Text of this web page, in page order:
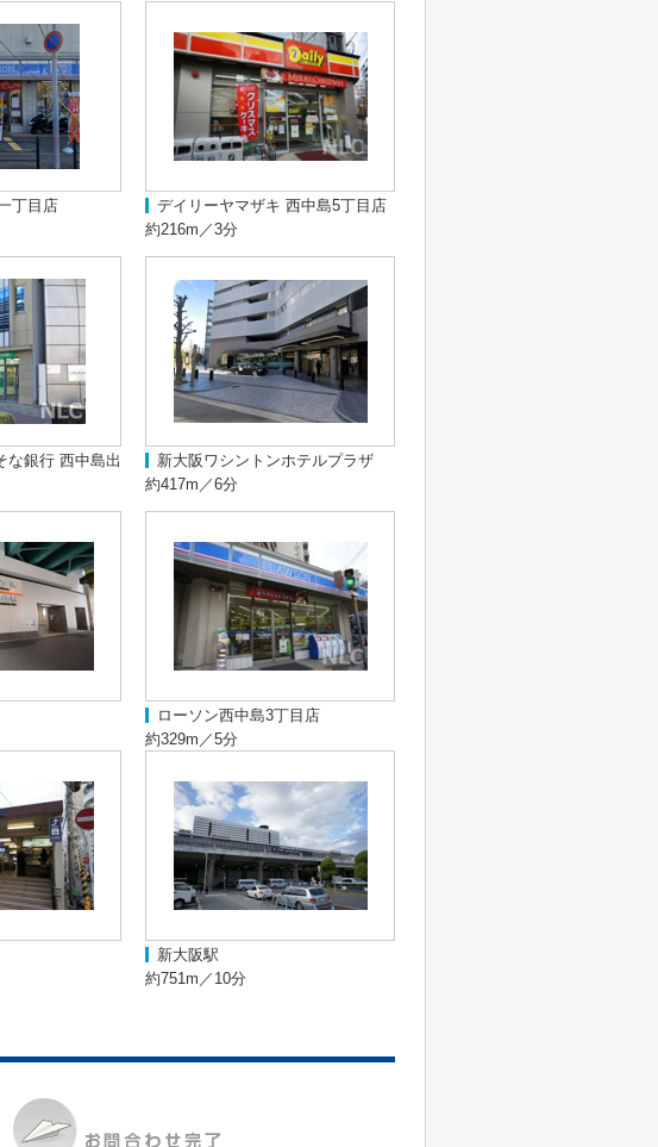
丁目店
デイリーヤマザキ 西中島5丁目店
約216m／3分
な銀行 西中島出
新大阪ワシントンホテルプラザ
約417m／6分
ローソン西中島3丁目店
約329m／5分
新大阪駅
約751m／10分